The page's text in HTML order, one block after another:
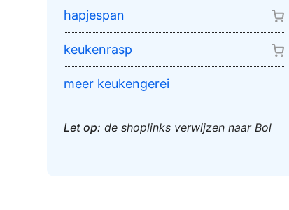
hapjespan
keukenrasp
meer keukengerei
Let op: de shoplinks verwijzen naar Bol